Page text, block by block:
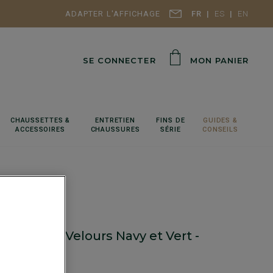
FR ES EN
ADAPTER L'AFFICHAGE
SE CONNECTER MON PANIER
CHAUSSETTES &
ACCESSOIRES
ENTRETIEN
CHAUSSURES
FINS DE
SÉRIE
GUIDES &
CONSEILS
homme Velours Navy et Vert -